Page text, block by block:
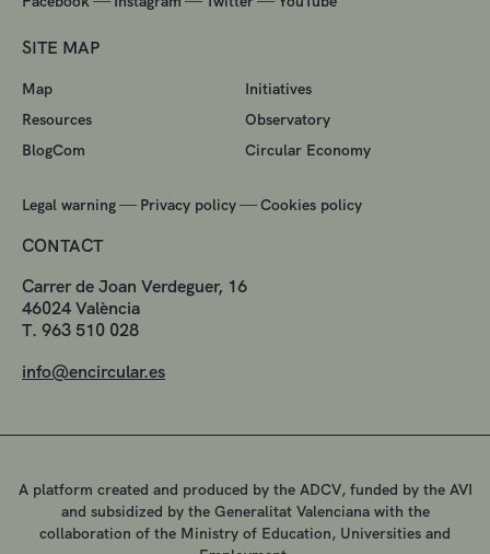
SITE MAP
Map
Initiatives
Resources
Observatory
BlogCom
Circular Economy
Legal warning— Privacy policy—Cookies policy
CONTACT
Carrer de Joan Verdeguer, 16
46024 València
T. 963 510 028
info@encircular.es
A platform created and produced by the ADCV, funded by the AVI
and subsidized by the Generalitat Valenciana with the
collaboration of the Ministry of Education, Universities and